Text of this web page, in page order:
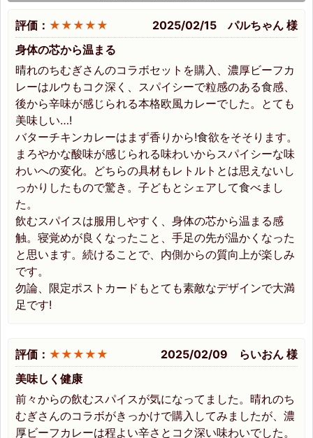
評価： ★★★★★
2025/02/15 パルちゃん 様
身体の芯から温まる
晴れのちむぎさんのコラボセットを購入、濃厚ビーフカ
レーはルウもコク深く、スパイシーで粒感のある食感、
後から辛味が感じられる本格欧風カレーでした。とても
美味しい…!
バターチキンカレーはまず香りから!食欲をそそります。
まろやかな酸味が感じられる味わいからスパイシーな味
わいへの変化。どちらの具材もレトルトとは思えないし
っかりしたもので驚き。子どもとシェアして食べまし
た。
飲むスパイスは服用しやすく、身体の芯から温まる感
触。寝覚めが良くなったこと、手足の先が温かくなった
と思います。続けることで、内側からの質向上が楽しみ
です。
勿論、限定ポストカードもとても素敵なデザインで大満
足です!
評価： ★★★★★
2025/02/09 らいおん 様
美味しく健康
前々からの飲むスパイスが気になってました。晴れのち
むぎさんのコラボがきっかけで購入してみましたが、濃
厚ビーフカレーは程よい辛さとコク深い味わいでした。